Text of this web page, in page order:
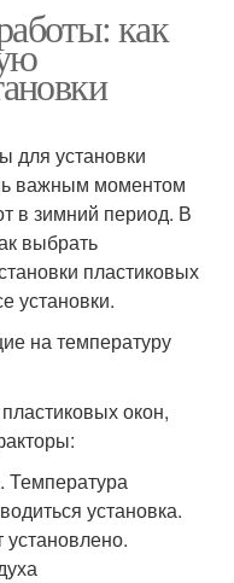
как
для установки
важным моментом
в зимний период. В
выбрать
пластиковых
установки.
на температуру
окон,
Температура
установка.
установлено.